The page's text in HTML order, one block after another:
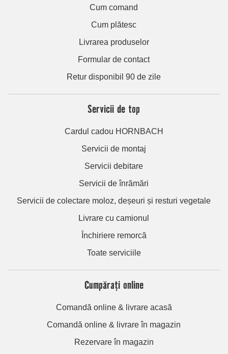
Cum comand
Cum plătesc
Livrarea produselor
Formular de contact
Retur disponibil 90 de zile
Servicii de top
Cardul cadou HORNBACH
Servicii de montaj
Servicii debitare
Servicii de înrămări
Servicii de colectare moloz, deșeuri și resturi vegetale
Livrare cu camionul
Închiriere remorcă
Toate serviciile
Cumpărați online
Comandă online & livrare acasă
Comandă online & livrare în magazin
Rezervare în magazin